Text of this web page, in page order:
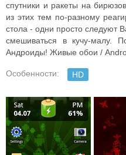
спутники и ракеты на
из этих тем по-разному
стола - одни просто следуют
смешиваться в кучу-малу.
Андроиды! Живые обои /
Особенности: HD